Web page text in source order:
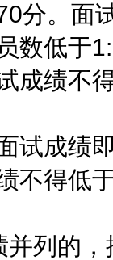
分。面
数低于
成绩不
成绩即
不得低
的，